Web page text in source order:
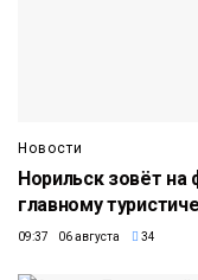
Новости
Норильск зовёт
главному
09:37 06 августа 34